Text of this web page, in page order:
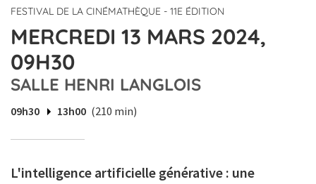
FESTIVAL DE LA CINÉMATHÈQUE - 11E ÉDITION
MERCREDI 13 MARS 2024,
09H30
SALLE HENRI LANGLOIS
09h30 13h00 (210 min)
L'intelligence artificielle générative : une